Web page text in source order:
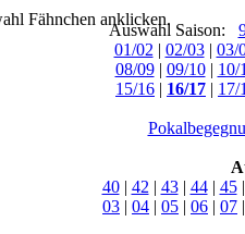
Fähnchen anklicken.
Auswahl Saison:
01/02 | 02/03| 03/
08/09| 09/10| 10/
15/16 | 16/17 | 17/
40| 42 | 43| 44| 45
03 | 04 | 05 | 06 | 07